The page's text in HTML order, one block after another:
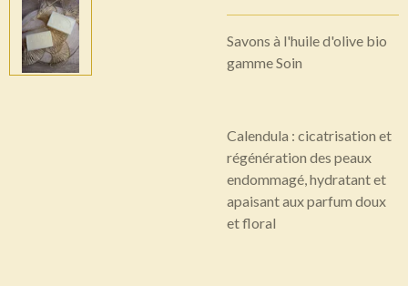
Savons à l'huile d'olive bio
gamme Soin
Calendula : cicatrisation et
régénération des peaux
endommagé, hydratant et
apaisant aux parfum doux
et floral